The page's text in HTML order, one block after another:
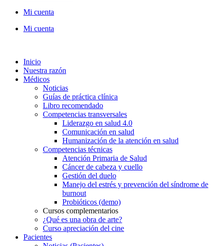
Mi cuenta
Mi cuenta
Inicio
Nuestra razón
Médicos
Noticias
Guías de práctica clínica
Libro recomendado
Competencias transversales
Liderazgo en salud 4.0
Comunicación en salud
Humanización de la atención en salud
Competencias técnicas
Atención Primaria de Salud
Cáncer de cabeza y cuello
Gestión del duelo
Manejo del estrés y prevención del síndrome de
burnout
Probióticos (demo)
Cursos complementarios
¿Qué es una obra de arte?
Curso apreciación del cine
Pacientes